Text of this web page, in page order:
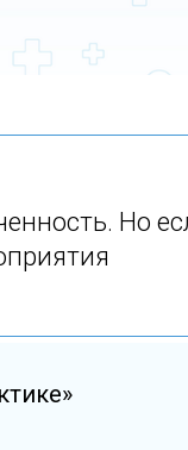
Но